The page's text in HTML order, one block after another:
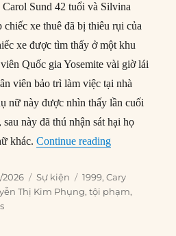
Sund 42 tuổi và Silvina
chiếc xe thuê đã bị thiêu rụi của
xe được tìm thấy ở một khu
Quốc gia Yosemite vài giờ lái
viên bảo trì làm việc tại nhà
nữ này được nhìn thấy lần cuối
này đã thú nhận sát hại họ
khác.Continue reading“19/03/1999:
2026 Categories
Sự kiện Tags
1999,Cary
Thị Kim Phụng,tội phạm,